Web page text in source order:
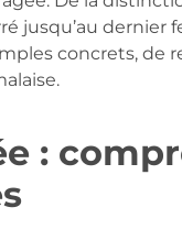
jusqu’au dernier
concrets, de
: